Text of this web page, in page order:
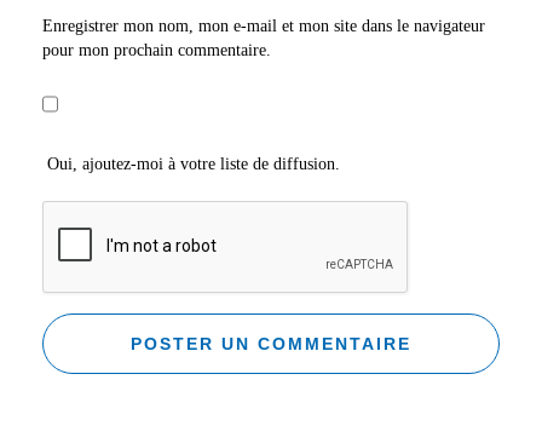
Enregistrer mon nom, mon e-mail et mon site dans le navigateur
pour mon prochain commentaire.
Oui, ajoutez-moi à votre liste de diffusion.